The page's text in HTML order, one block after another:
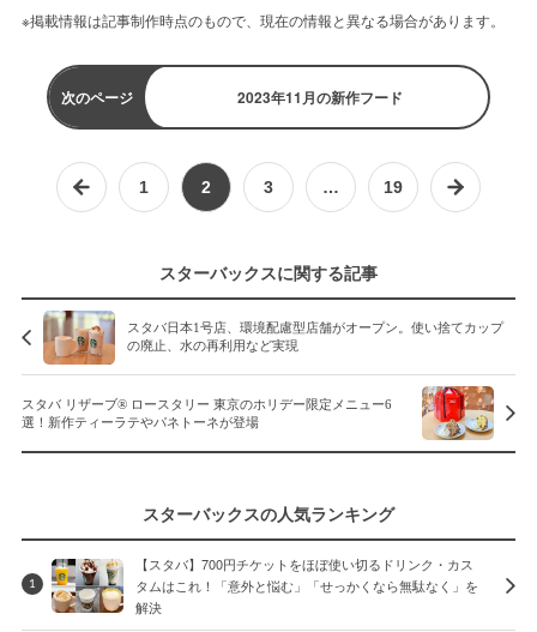
※掲載情報は記事制作時点のもので、現在の情報と異なる場合があります。
次のページ 2023年11月の新作フード
1 2 3 … 19
スターバックスに関する記事
スタバ日本1号店、環境配慮型店舗がオープン。使い捨てカップ
の廃止、水の再利用など実現
スタバ リザーブ® ロースタリー 東京のホリデー限定メニュー6
選！新作ティーラテやパネトーネが登場
スターバックスの人気ランキング
1
【スタバ】700円チケットをほぼ使い切るドリンク・カス
タムはこれ！「意外と悩む」「せっかくなら無駄なく」を
解決